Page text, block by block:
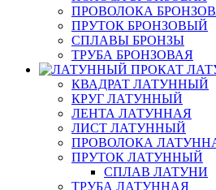
ПРОВОЛОКА
ПРУТОК БРОНЗОВЫЙ
СПЛАВЫ БРОНЗЫ
ТРУБА БРОНЗОВАЯ
КВАДРАТ ЛАТУННЫЙ
КРУГ ЛАТУННЫЙ
ЛЕНТА ЛАТУННАЯ
ЛИСТ ЛАТУННЫЙ
ПРОВОЛОКА
ПРУТОК ЛАТУННЫЙ
СПЛАВ ЛАТУНИ
ТРУБА ЛАТУННАЯ